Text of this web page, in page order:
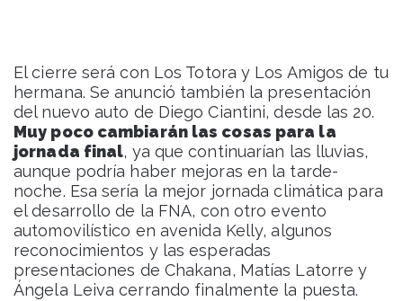
El cierre será con Los Totora y Los Amigos de tu
hermana. Se anunció también la presentación
del nuevo auto de Diego Ciantini, desde las 20.
Muy poco cambiarán las cosas para la
jornada final, ya que continuarían las lluvias,
aunque podría haber mejoras en la tarde-
noche. Esa sería la mejor jornada climática para
el desarrollo de la FNA, con otro evento
automovilístico en avenida Kelly, algunos
reconocimientos y las esperadas
presentaciones de Chakana, Matías Latorre y
Ángela Leiva cerrando finalmente la puesta.